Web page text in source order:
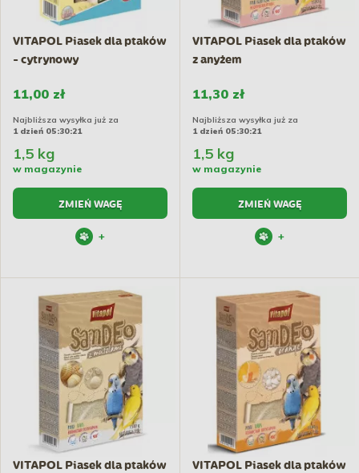
VITAPOL Piasek dla ptaków
- cytrynowy
11,00 zł
Najbliższa wysyłka już za
1 dzień 05:30:21
1,5 kg
w magazynie
ZMIEŃ WAGĘ
+
VITAPOL Piasek dla ptaków
z anyżem
11,30 zł
Najbliższa wysyłka już za
1 dzień 05:30:21
1,5 kg
w magazynie
ZMIEŃ WAGĘ
+
VITAPOL Piasek dla ptaków
VITAPOL Piasek dla ptaków